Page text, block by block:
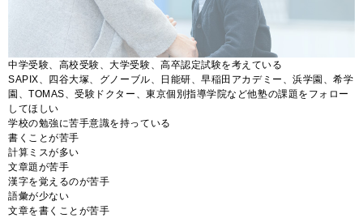
中学受験、高校受験、大学受験、高卒認定試験を考えている
SAPIX、四谷大塚、グノーブル、日能研、早稲田アカデミー、浜学園、希学
園、TOMAS、受験ドクター、東京個別指導学院など他塾の課題をフォロー
してほしい
学校の勉強に苦手意識を持っている
書くことが苦手
計算ミスが多い
文章題が苦手
漢字を覚えるのが苦手
語彙が少ない
文章を書くことが苦手